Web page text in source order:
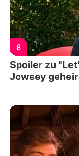
8
Spoiler zu
Jowsey